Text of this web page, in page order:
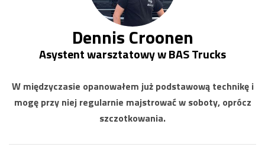
W międzyczasie opanowałem już podstawową technikę i
mogę przy niej regularnie majstrować w soboty, oprócz
szczotkowania.
Dennis Croonen
Asystent warsztatowy w BAS Trucks